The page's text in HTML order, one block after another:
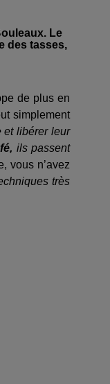
Le
des tasses,
de plus en
simplement
et libérer leur
ils passent
vous n’avez
très